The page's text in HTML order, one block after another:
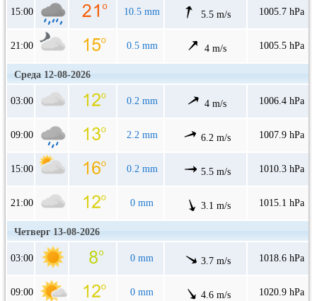
15:00 10.5 mm 5.5 m/s 1005.7 hPa
21:00 0.5 mm 4 m/s 1005.5 hPa
Среда 12-08-2026
03:00 0.2 mm 4 m/s 1006.4 hPa
09:00 2.2 mm 6.2 m/s 1007.9 hPa
15:00 0.2 mm 5.5 m/s 1010.3 hPa
21:00 0 mm 3.1 m/s 1015.1 hPa
Четверг 13-08-2026
03:00 0 mm 3.7 m/s 1018.6 hPa
09:00 0 mm 4.6 m/s 1020.9 hPa